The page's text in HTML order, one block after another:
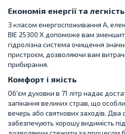
Економія енергії та
З класом енергоспоживання A,
BIE 25300 X допоможе вам
гідролізна система очищення
пристроєм, дозволяючи вам
прибирання.
Комфорт і якість
Об'єм духовки в 71 літр надає
запікання великих страв, що
вечерь або святкових заходів. Два
забезпечують хорошу видимість